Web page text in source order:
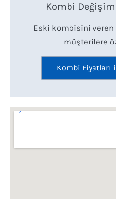
Kombi Değişim
Eski kombisini veren
müşterilere
Kombi Fiyatları